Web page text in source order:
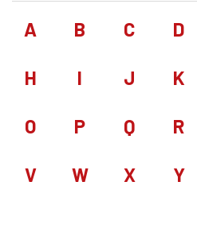
A B C D
H I J K
O P Q R
V W X Y